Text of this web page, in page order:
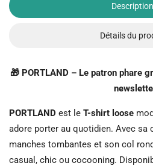
Description
Détails du
🎁 PORTLAND – Le patron phare
PORTLAND est le T-shirt loose
adore porter au quotidien. Avec sa
manches tombantes et son col
casual, chic ou cocooning.